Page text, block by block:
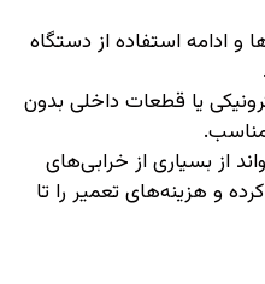
و ادامه استفاده از دستگاه
یا قطعات داخلی بدون
از بسیاری از خرابی‌های
و هزینه‌های تعمیر را تا